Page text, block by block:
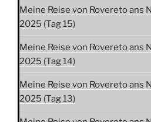
Meine Reise von Rovereto ans
2025 (Tag 15)
Meine Reise von Rovereto ans
2025 (Tag 14)
Meine Reise von Rovereto ans
2025 (Tag 13)